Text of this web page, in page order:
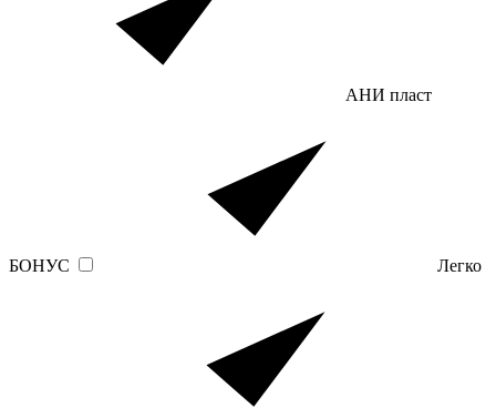
АНИ пласт
БОНУС Легко